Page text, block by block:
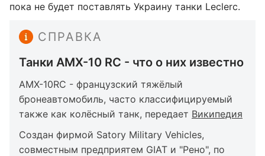
пока не будет поставлять Украину танки Leclerc.
СПРАВКА
Танки AMX-10 RC - что о них известно
AMX-10RC - французский тяжёлый
бронеавтомобиль, часто классифицируемый
также как колёсный танк, передает Википедия
Создан фирмой Satory Military Vehicles,
совместным предприятем GIAT и "Рено", по